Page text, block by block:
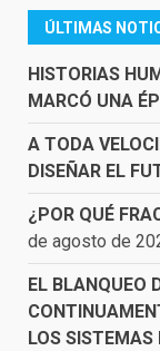
ÚLTIMAS
HISTORIAS
MARCÓ UNA
A TODA
DISEÑAR EL
¿POR QUÉ
de agosto de
EL BLANQUEO
LOS SISTEMAS